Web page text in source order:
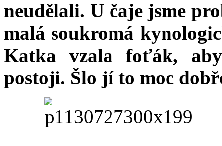
neudělali. U čaje jsme
malá soukromá
Katka vzala foťák,
postoji. Šlo jí to moc